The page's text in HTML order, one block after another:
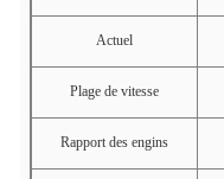
Actuel
Plage de vitesse
Rapport des engins